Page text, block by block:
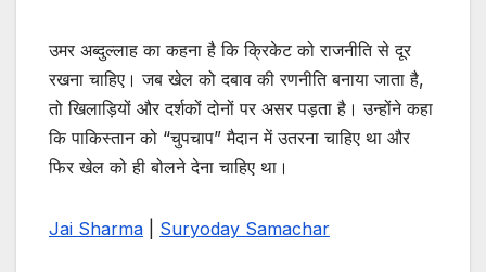
उमर अब्दुल्लाह का कहना है कि क्रिकेट को राजनीति से दूर
रखना चाहिए। जब खेल को दबाव की रणनीति बनाया जाता है,
तो खिलाड़ियों और दर्शकों दोनों पर असर पड़ता है। उन्होंने कहा
कि पाकिस्तान को “चुपचाप” मैदान में उतरना चाहिए था और
फिर खेल को ही बोलने देना चाहिए था।
Jai Sharma Suryoday Samachar